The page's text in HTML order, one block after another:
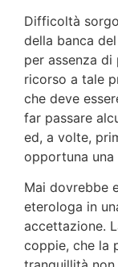
Difficoltà
della banca
per assenza
ricorso a tale
che deve
far passare
ed, a volte,
opportuna una
Mai dovrebbe
eterologa in
accettazione.
coppie, che la